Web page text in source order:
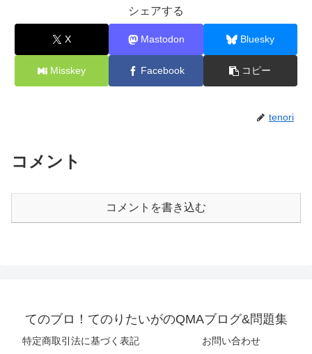
シェアする
X Mastodon Bluesky
Misskey Facebook コピー
tenori
コメント
コメントを書き込む
てのブロ！てのりたいがのQMAブログ&問題集
特定商取引法に基づく表記
お問い合わせ